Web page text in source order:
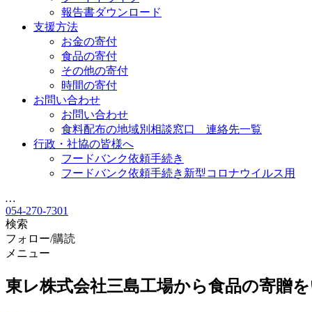
報告書ダウンロード
支援方法
お金の寄付
食品の寄付
その他の寄付
時間の寄付
お問い合わせ
お問い合わせ
食料配布の地域別相談窓口 連絡先一覧
行政・社協の皆様へ
フードバンク依頼手続き
フードバンク依頼手続き新型コロナウイルス用
…
054-270-7301
検索
フォロー/購読
メニュー
東レ株式会社三島工場から食品の寄贈